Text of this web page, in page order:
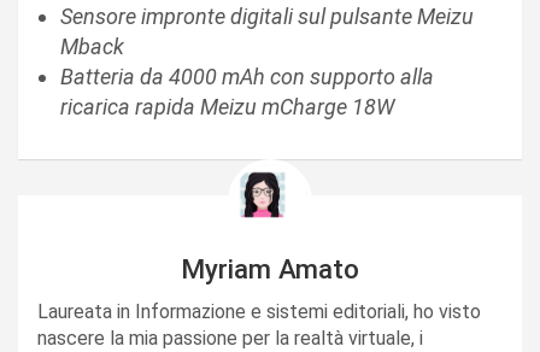
Sensore impronte digitali sul pulsante Meizu
Mback
Batteria da 4000 mAh con supporto alla
ricarica rapida Meizu mCharge 18W
Myriam Amato
Laureata in Informazione e sistemi editoriali, ho visto
nascere la mia passione per la realtà virtuale, i